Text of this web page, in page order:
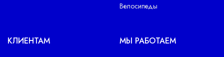
Велосипеды
КЛИЕНТАМ МЫ РАБОТАЕМ